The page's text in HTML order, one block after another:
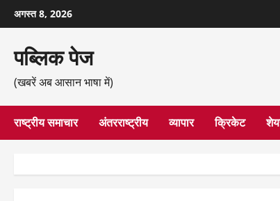
छोड़कर
सामग्री
अगस्त 8, 2026
पब्लिक पेज
(खबरें अब आसान भाषा में)
राष्ट्रीय समाचार अंतरराष्ट्रीय व्यापार क्रिकेट